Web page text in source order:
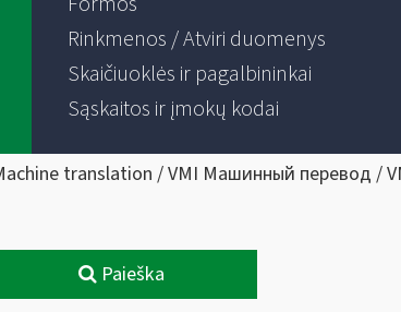
Rinkmenos / Atviri duomenys
Skaičiuoklės ir pagalbininkai
Sąskaitos ir įmokų kodai
translation / VMI Машинный перевод /
Paieška